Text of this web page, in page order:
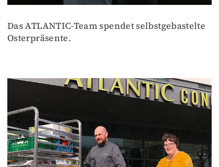
Das ATLANTIC-Team spendet selbstgebastelte
Osterpräsente.